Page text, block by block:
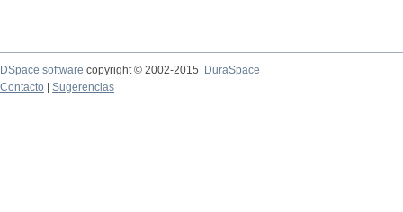
DSpace software copyright © 2002-2015
DuraSpace
Contacto
Sugerencias